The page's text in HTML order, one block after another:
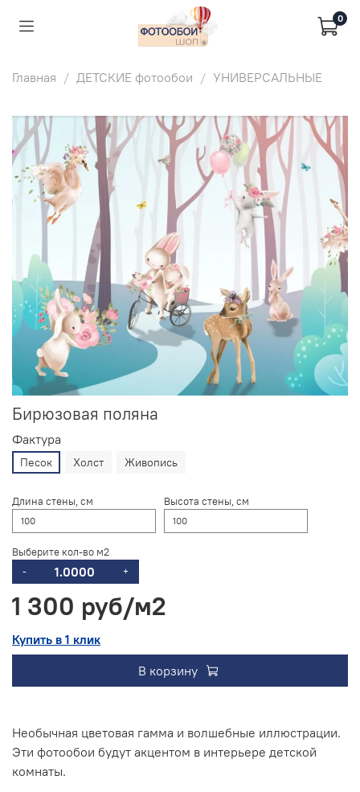
0
Главная ДЕТСКИЕ фотообои УНИВЕРСАЛЬНЫЕ
Бирюзовая поляна
Фактура
Песок Холст Живопись
Длина стены, см Высота стены, см
Выберите кол-во м2
- +
1 300 руб
Купить в 1 клик
В корзину
Необычная цветовая гамма и волшебные иллюстрации.
Эти фотообои будут акцентом в интерьере детской
комнаты.